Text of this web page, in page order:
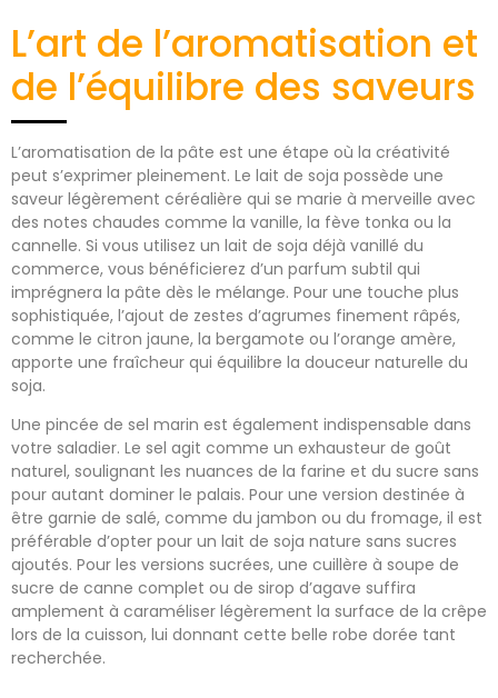
L’art de l’aromatisation et
de l’équilibre des saveurs
L’aromatisation de la pâte est une étape où la créativité
peut s’exprimer pleinement. Le lait de soja possède une
saveur légèrement céréalière qui se marie à merveille avec
des notes chaudes comme la vanille, la fève tonka ou la
cannelle. Si vous utilisez un lait de soja déjà vanillé du
commerce, vous bénéficierez d’un parfum subtil qui
imprégnera la pâte dès le mélange. Pour une touche plus
sophistiquée, l’ajout de zestes d’agrumes finement râpés,
comme le citron jaune, la bergamote ou l’orange amère,
apporte une fraîcheur qui équilibre la douceur naturelle du
soja.
Une pincée de sel marin est également indispensable dans
votre saladier. Le sel agit comme un exhausteur de goût
naturel, soulignant les nuances de la farine et du sucre sans
pour autant dominer le palais. Pour une version destinée à
être garnie de salé, comme du jambon ou du fromage, il est
préférable d’opter pour un lait de soja nature sans sucres
ajoutés. Pour les versions sucrées, une cuillère à soupe de
sucre de canne complet ou de sirop d’agave suffira
amplement à caraméliser légèrement la surface de la crêpe
lors de la cuisson, lui donnant cette belle robe dorée tant
recherchée.